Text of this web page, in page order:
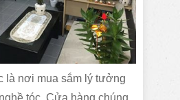
là nơi mua sắm lý tưởng
tóc. Cửa hàng chúng